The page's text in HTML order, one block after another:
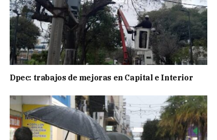
Dpec: trabajos de mejoras en Capital e Interior